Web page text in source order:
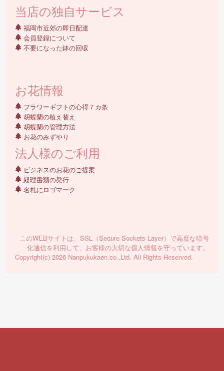
当店の独自サービス
福岡市近郊の即日配達
会員登録について
不要になった鉢の回収
お花情報
フラワーギフトの心得７カ条
胡蝶蘭の植え替え
胡蝶蘭の管理方法
お花のみずやり
法人様のご利用
ビジネスのお花のご提案
経理書類の発行
名札にロゴマーク
このWEBサイトは、SSL（Secure Sockets Layer）で高度な暗号
化通信を利用して、お客様の大切な個人情報を守っています。
Copyright(c) 2026 Nanpukukaen.co.,Ltd. All Rights Reserved.